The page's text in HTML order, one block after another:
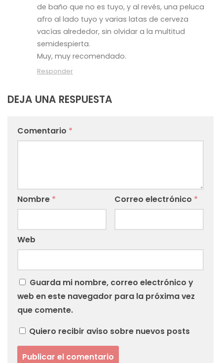
de baño que no es tuyo, y al revés, una peluca
afro al lado tuyo y varias latas de cerveza
vacías alrededor, sin olvidar a la multitud
semidespierta.
Muy, muy recomendado.
Responder
DEJA UNA RESPUESTA
Comentario *
Nombre * Correo electrónico *
Web
Guarda mi nombre, correo electrónico y
web en este navegador para la próxima vez
que comente.
Quiero recibir aviso sobre nuevos posts